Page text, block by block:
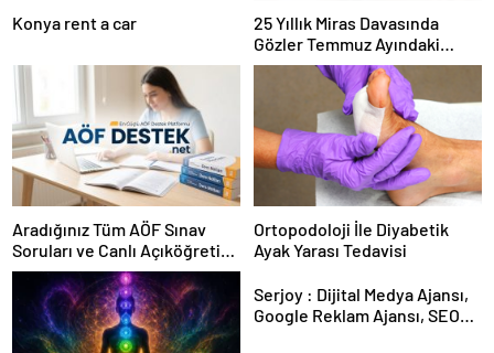
Konya rent a car
25 Yıllık Miras Davasında
Gözler Temmuz Ayındaki
Karar Duruşmasına Çevrildi
Aradığınız Tüm AÖF Sınav
Soruları ve Canlı Açıköğretim
Forumu Burada
Ortopodoloji İle Diyabetik
Ayak Yarası Tedavisi
Serjoy : Dijital Medya Ajansı,
Google Reklam Ajansı, SEO